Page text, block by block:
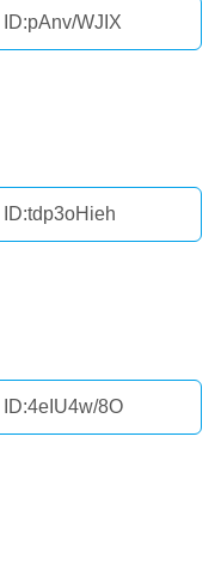
ID:pAnv/WJIX
ID:tdp3oHieh
ID:4eIU4w/8O